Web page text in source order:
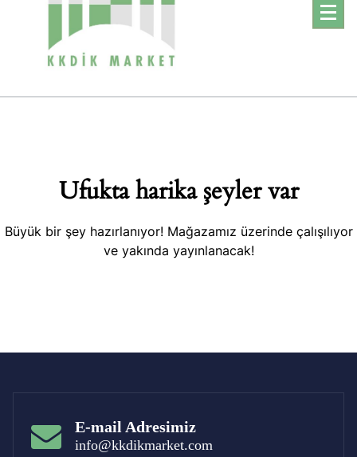
Ufukta harika şeyler var
Büyük bir şey hazırlanıyor! Mağazamız üzerinde çalışılıyor
ve yakında yayınlanacak!
E-mail Adresimiz
info@kkdikmarket.com